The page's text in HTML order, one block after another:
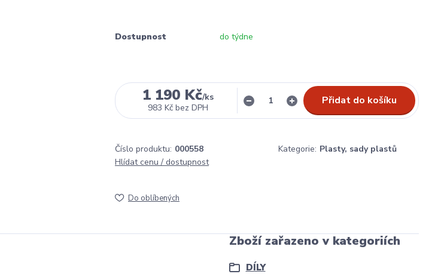
Dostupnost do týdne
1 190 Kč/ks
983 Kč bez DPH
Přidat do košíku
Číslo produktu: 000558 Kategorie: Plasty, sady plastů
Hlídat cenu / dostupnost
Do oblíbených
Zboží zařazeno v kategoriích
DÍLY